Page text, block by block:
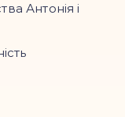
Антонія і